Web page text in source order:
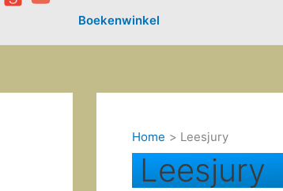
Boekenwinkel
Home Leesjury
Leesjury